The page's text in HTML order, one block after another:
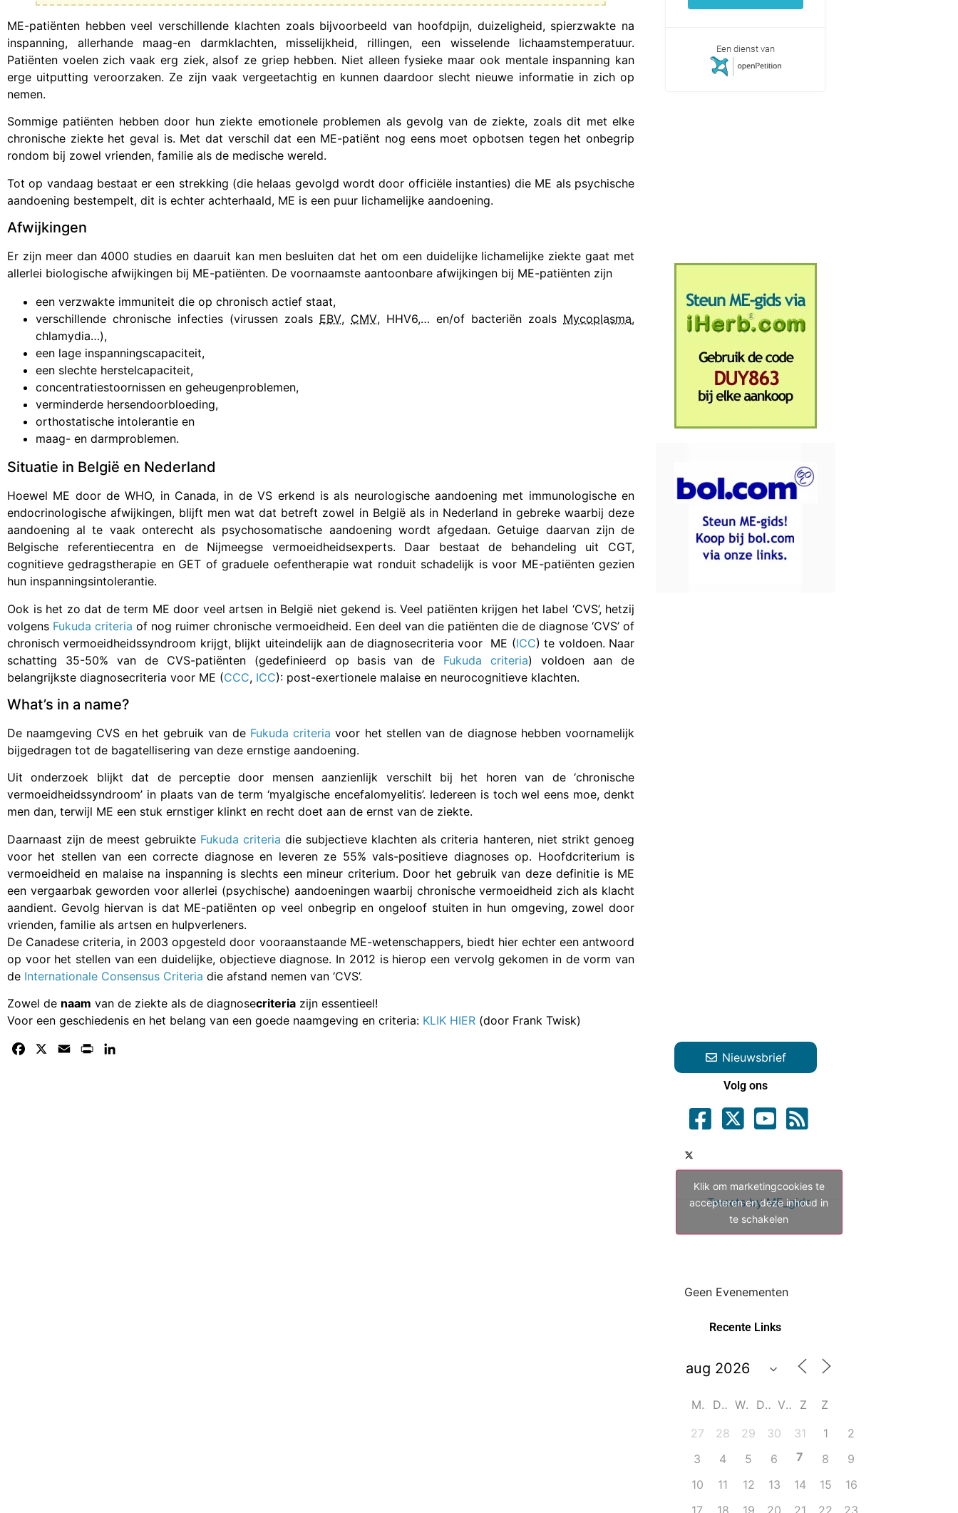
ME-patiënten hebben veel verschillende klachten zoals bijvoorbeeld van hoofdpijn, duizeligheid, spierzwakte na
inspanning, allerhande maag-en darmklachten, misselijkheid, rillingen, een wisselende lichaamstemperatuur.
Patiënten voelen zich vaak erg ziek, alsof ze griep hebben. Niet alleen fysieke maar ook mentale inspanning kan
erge uitputting veroorzaken. Ze zijn vaak vergeetachtig en kunnen daardoor slecht nieuwe informatie in zich op
nemen.
Sommige patiënten hebben door hun ziekte emotionele problemen als gevolg van de ziekte, zoals dit met elke
chronische ziekte het geval is. Met dat verschil dat een ME-patiënt nog eens moet opbotsen tegen het onbegrip
rondom bij zowel vrienden, familie als de medische wereld.
Tot op vandaag bestaat er een strekking (die helaas gevolgd wordt door officiële instanties) die ME als psychische
aandoening bestempelt, dit is echter achterhaald, ME is een puur lichamelijke aandoening.
Afwijkingen
Er zijn meer dan 4000 studies en daaruit kan men besluiten dat het om een duidelijke lichamelijke ziekte gaat met
allerlei biologische afwijkingen bij ME-patiënten. De voornaamste aantoonbare afwijkingen bij ME-patiënten zijn
een verzwakte immuniteit die op chronisch actief staat,
verschillende chronische infecties (virussen zoals EBV, CMV, HHV6,… en/of bacteriën zoals Mycoplasma,
chlamydia…),
een lage inspanningscapaciteit,
een slechte herstelcapaciteit,
concentratiestoornissen en geheugenproblemen,
verminderde hersendoorbloeding,
orthostatische intolerantie en
maag- en darmproblemen.
Situatie in België en Nederland
Hoewel ME door de WHO, in Canada, in de VS erkend is als neurologische aandoening met immunologische en
endocrinologische afwijkingen, blijft men wat dat betreft zowel in België als in Nederland in gebreke waarbij deze
aandoening al te vaak onterecht als psychosomatische aandoening wordt afgedaan. Getuige daarvan zijn de
Belgische referentiecentra en de Nijmeegse vermoeidheidsexperts. Daar bestaat de behandeling uit CGT,
cognitieve gedragstherapie en GET of graduele oefentherapie wat ronduit schadelijk is voor ME-patiënten gezien
hun inspanningsintolerantie.
Ook is het zo dat de term ME door veel artsen in België niet gekend is. Veel patiënten krijgen het label ‘CVS’, hetzij
volgens Fukuda criteria of nog ruimer chronische vermoeidheid. Een deel van die patiënten die de diagnose ‘CVS’ of
chronisch vermoeidheidssyndroom krijgt, blijkt uiteindelijk aan de diagnosecriteria voor ME (ICC) te voldoen. Naar
schatting 35-50% van de CVS-patiënten (gedefinieerd op basis van de Fukuda criteria) voldoen aan de
belangrijkste diagnosecriteria voor ME (CCC, ICC): post-exertionele malaise en neurocognitieve klachten.
What’s in a name?
De naamgeving CVS en het gebruik van de Fukuda criteria voor het stellen van de diagnose hebben voornamelijk
bijgedragen tot de bagatellisering van deze ernstige aandoening.
Uit onderzoek blijkt dat de perceptie door mensen aanzienlijk verschilt bij het horen van de ‘chronische
vermoeidheidssyndroom’ in plaats van de term ‘myalgische encefalomyelitis’. Iedereen is toch wel eens moe, denkt
men dan, terwijl ME een stuk ernstiger klinkt en recht doet aan de ernst van de ziekte.
Daarnaast zijn de meest gebruikte Fukuda criteria die subjectieve klachten als criteria hanteren, niet strikt genoeg
voor het stellen van een correcte diagnose en leveren ze 55% vals-positieve diagnoses op. Hoofdcriterium is
vermoeidheid en malaise na inspanning is slechts een mineur criterium. Door het gebruik van deze definitie is ME
een vergaarbak geworden voor allerlei (psychische) aandoeningen waarbij chronische vermoeidheid zich als klacht
aandient. Gevolg hiervan is dat ME-patiënten op veel onbegrip en ongeloof stuiten in hun omgeving, zowel door
vrienden, familie als artsen en hulpverleners.
De Canadese criteria, in 2003 opgesteld door vooraanstaande ME-wetenschappers, biedt hier echter een antwoord
op voor het stellen van een duidelijke, objectieve diagnose. In 2012 is hierop een vervolg gekomen in de vorm van
de Internationale Consensus Criteria die afstand nemen van ‘CVS’.
Zowel de naam van de ziekte als de diagnosecriteria zijn essentieel!
Voor een geschiedenis en het belang van een goede naamgeving en criteria: KLIK HIER (door Frank Twisk)
Facebook Email Print
Een dienst van
Nieuwsbrief
Volg ons
Tweets by ME_gids
Klik om marketingcookies te
accepteren en deze inhoud in
te schakelen
Geen Evenementen
Recente Links
M D W D V Z
Z
27
28 29 30 31 1
2
3
4 5 6 7 8
9
10
11 12 13 14 15
16